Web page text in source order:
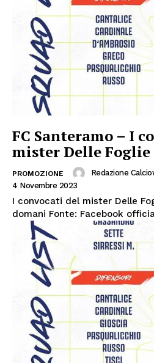
FC Santeramo – I
mister Delle Foglie
PROMOZIONE Redazione
4 Novembre 2023
I convocati del mister Delle
domani Fonte: Facebook